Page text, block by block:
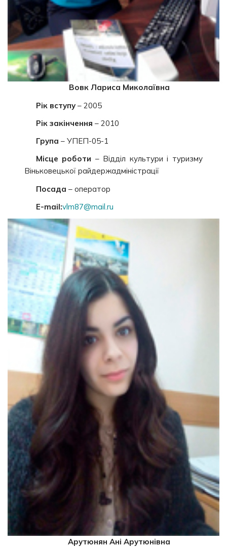
Вовк Лариса Миколаївна
Рік вступу– 2005
Рік закінчення – 2010
Група – УПЕП-05-1
Місце роботи – Відділ культури і туризму
Віньковецької райдержадміністрації
Посада – оператор
E-mail:vlm87@mail.ru
Арутюнян Ані Арутюнівна